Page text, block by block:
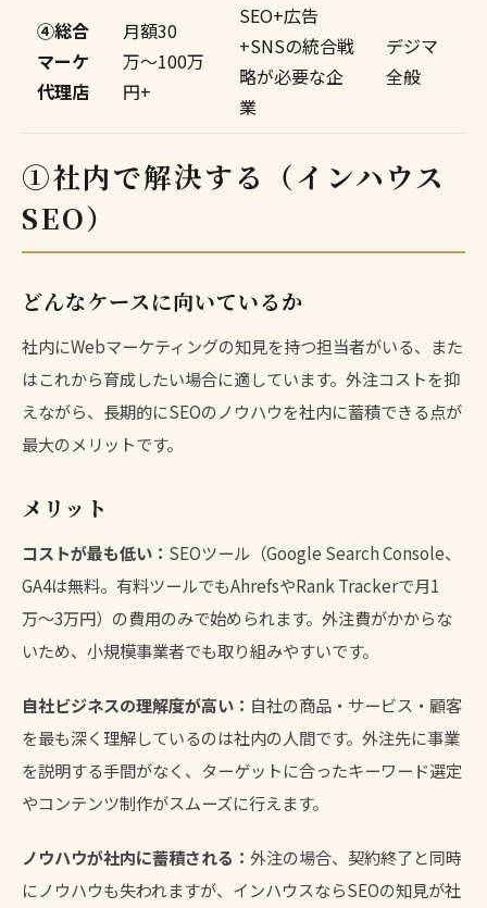
④総合
マーケ
代理店
月額30
万〜100万
円+
SEO+広告
+SNSの統合戦
略が必要な企
業
デジマ
全般
①社内で解決する（インハウス
SEO）
どんなケースに向いているか
社内にWebマーケティングの知見を持つ担当者がいる、また
はこれから育成したい場合に適しています。外注コストを抑
えながら、長期的にSEOのノウハウを社内に蓄積できる点が
最大のメリットです。
メリット
コストが最も低い： SEOツール（Google Search Console、
GA4は無料。有料ツールでもAhrefsやRank Trackerで月1
万〜3万円）の費用のみで始められます。外注費がかからな
いため、小規模事業者でも取り組みやすいです。
自社ビジネスの理解度が高い： 自社の商品・サービス・顧客
を最も深く理解しているのは社内の人間です。外注先に事業
を説明する手間がなく、ターゲットに合ったキーワード選定
やコンテンツ制作がスムーズに行えます。
ノウハウが社内に蓄積される： 外注の場合、契約終了と同時
にノウハウも失われますが、インハウスならSEOの知見が社